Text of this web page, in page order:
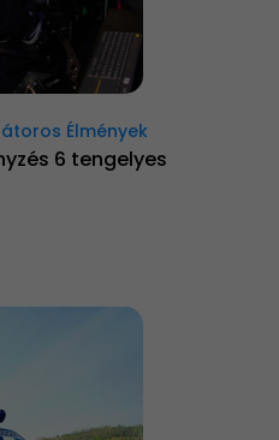
Élmények
6 tengelyes